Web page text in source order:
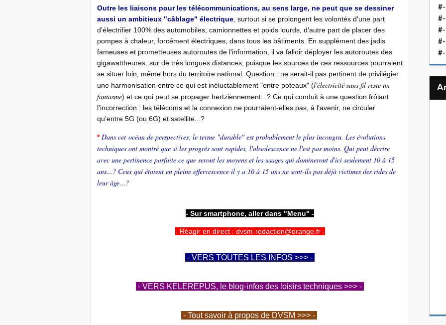
Outre les liaisons pour les télécommunications, au sens large, ne peut que se dessiner
aussi un ambitieux "câblage" électrique , surtout si se prolongent les volontés d'une part
d'électrifier 100% des automobiles, camionnettes et poids lourds, d'autre part de placer des
pompes à chaleur, forcément électriques, dans tous les bâtiments. En supplément des jadis
fameuses et prometteuses autoroutes de l'information, il va falloir déployer les autoroutes des
gigawattheures, sur de très longues distances, puisque les sources de ces ressources pourraient
se situer loin, même hors du territoire national. Question : ne serait-il pas pertinent de privilégier
une harmonisation entre ce qui est inéluctablement "entre poteaux" (l'électricité sans fil reste un
fantasme) et ce qui peut se propager hertziennement...? Ce qui conduit à une question frôlant
l'incorrection : les télécoms et la connexion ne pourraient-elles pas, à l'avenir, ne circuler
qu'entre 5G (ou 6G) et satellite...?
*Dans cet océan de perspectives, le terme "durable" est probablement le plus incongru. Les évolutions
techniques ont montré que si les progrès sont rapides, l'obsolescence ne l'est pas moins. Qui peut décrire
avec une pertinence parfaite ce que seront les moyens et les usages qui domineront d'ici seulement 10 à 15
ans...? Ceux qui étaient en pleine effervescence il y a 10 à 15 ans ne sont-ils pas déjà victimes des rides de
leur âge...?
- Sur smartphone, aller dans "Menu" -
- Réagir en direct : dvsm-redaction@orange.fr -
- VERS TOUTES LES INFOS >>> -
- VERS KELEREPUS, le blog-infos des loisirs techniques >>> -
- Tout savoir à propos de DVSM >>> -
#-
#-
#-